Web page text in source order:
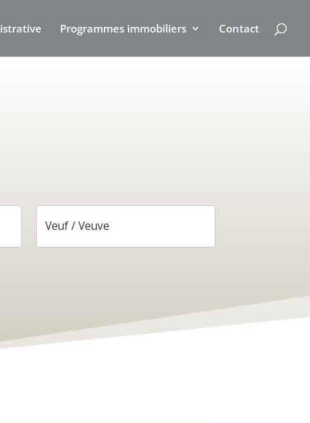
Programmes immobiliers Contact
Veuf / Veuve